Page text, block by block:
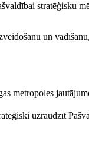
stratēģisku
un
metropoles
uzraudzīt